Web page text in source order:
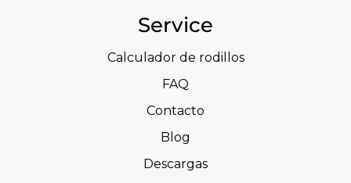
Service
Calculador de rodillos
FAQ
Contacto
Blog
Descargas